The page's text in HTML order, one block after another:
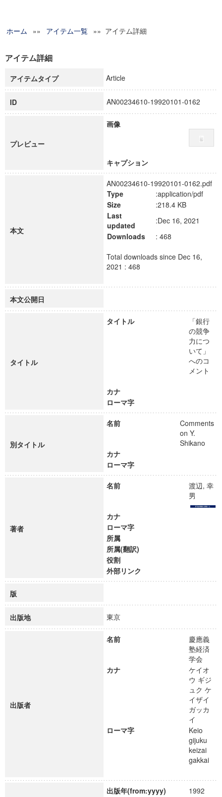
グローバルリサーチインスティテュート
科学研究費補助金研究成果報告書
慶應義塾大学グローバルCOEプログラム市民社会ガバナンス
慶應義塾大学グローバルCOEプログラム論理と感性の先端的
博士課程教育リーディングプログラム「超成熟社会発展のサ
学術雑誌掲載論文等(8)
ホーム »» アイテム一覧 »» アイテム詳細
アイテム詳細
アイテムタイプ Article
ID AN00234610-19920101-0162
プレビュー
画像
キャプション
本文
AN00234610-19920101-0162.pdf
Type
:application/pdf
Size
:218.4 KB
Last
updated
:Dec 16, 2021
Downloads
: 468
Total downloads since Dec 16,
2021 : 468
本文公開日
タイトル
タイトル
「銀行
の競争
力につ
いて」
へのコ
メント
カナ
ローマ字
別タイトル
名前
Comments
on Y.
Shikano
カナ
ローマ字
著者
名前
渡辺, 幸
男
カナ
ローマ字
所属
所属(翻訳)
役割
外部リンク
版
出版地 東京
出版者
名前
慶應義
塾経済
学会
カナ
ケイオ
ウ ギジ
ュク ケ
イザイ
ガッカ
イ
ローマ字
Keio
gijuku
keizai
gakkai
出版年(from:yyyy)
1992